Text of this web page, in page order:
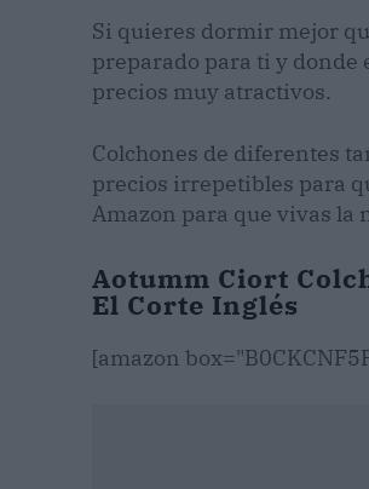
Si quieres dormir mejor
preparado para ti y donde
precios muy atractivos.
Colchones de diferentes
precios irrepetibles para
Amazon para que vivas la
Aotumm Ciort
El Corte Inglés
[amazon